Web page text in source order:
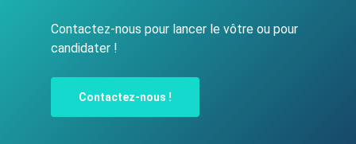
Contactez-nous pour lancer le vôtre ou pour
candidater !
Contactez-nous !